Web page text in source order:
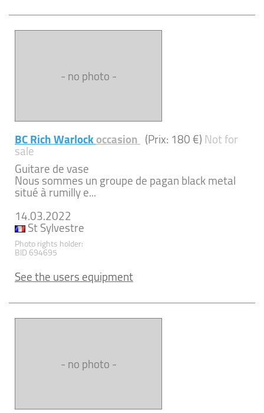
- no photo -
BC Rich Warlockoccasion (Prix: 180 €)Not for
sale
Guitare de vase
Nous sommes un groupe de pagan black metal
situé à rumilly e...
14.03.2022
St Sylvestre
Photo rights holder:
BID 694695
See the users equipment
- no photo -